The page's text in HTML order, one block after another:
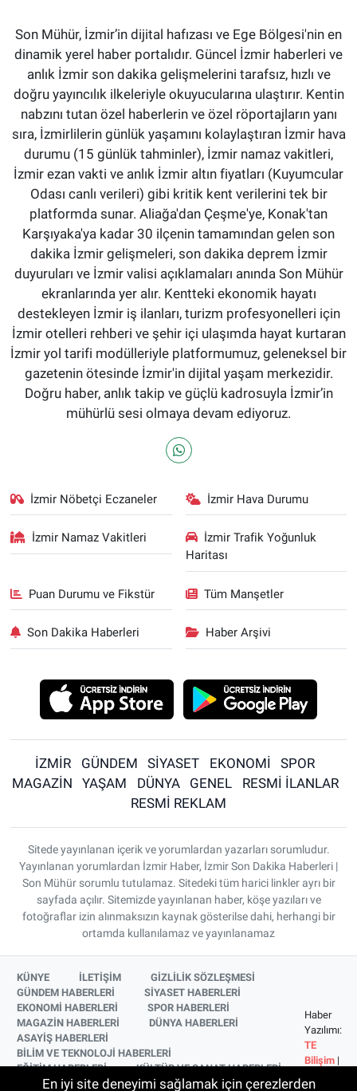
Son Mühür, İzmir’in dijital hafızası ve Ege Bölgesi'nin en
dinamik yerel haber portalıdır. Güncel İzmir haberleri ve
anlık İzmir son dakika gelişmelerini tarafsız, hızlı ve
doğru yayıncılık ilkeleriyle okuyucularına ulaştırır. Kentin
nabzını tutan özel haberlerin ve özel röportajların yanı
sıra, İzmirlilerin günlük yaşamını kolaylaştıran İzmir hava
durumu (15 günlük tahminler), İzmir namaz vakitleri,
İzmir ezan vakti ve anlık İzmir altın fiyatları (Kuyumcular
Odası canlı verileri) gibi kritik kent verilerini tek bir
platformda sunar. Aliağa'dan Çeşme'ye, Konak'tan
Karşıyaka'ya kadar 30 ilçenin tamamından gelen son
dakika İzmir gelişmeleri, son dakika deprem İzmir
duyuruları ve İzmir valisi açıklamaları anında Son Mühür
ekranlarında yer alır. Kentteki ekonomik hayatı
destekleyen İzmir iş ilanları, turizm profesyonelleri için
İzmir otelleri rehberi ve şehir içi ulaşımda hayat kurtaran
İzmir yol tarifi modülleriyle platformumuz, geleneksel bir
gazetenin ötesinde İzmir'in dijital yaşam merkezidir.
Doğru haber, anlık takip ve güçlü kadrosuyla İzmir’in
mühürlü sesi olmaya devam ediyoruz.
İzmir Nöbetçi Eczaneler İzmir Hava Durumu
İzmir Namaz Vakitleri
İzmir Trafik Yoğunluk
Haritası
Puan Durumu ve Fikstür Tüm Manşetler
Son Dakika Haberleri Haber Arşivi
İZMİR GÜNDEM SİYASET EKONOMİ
SPOR
MAGAZİN
YAŞAM DÜNYA GENEL
RESMİ İLANLAR
RESMİ REKLAM
Sitede yayınlanan içerik ve yorumlardan yazarları sorumludur.
Yayınlanan yorumlardan İzmir Haber, İzmir Son Dakika Haberleri |
Son Mühür sorumlu tutulamaz. Sitedeki tüm harici linkler ayrı bir
sayfada açılır. Sitemizde yayınlanan haber, köşe yazıları ve
fotoğraflar izin alınmaksızın kaynak gösterilse dahi, herhangi bir
ortamda kullanılamaz ve yayınlanamaz
KÜNYE İLETİŞİM
GİZLİLİK SÖZLEŞMESİ
GÜNDEM HABERLERİ
SİYASET HABERLERİ
EKONOMİ HABERLERİ
SPOR HABERLERİ
MAGAZİN HABERLERİ
DÜNYA HABERLERİ
ASAYİŞ HABERLERİ
BİLİM VE TEKNOLOJİ HABERLERİ
EĞİTİM HABERLERİ
KÜLTÜR VE SANAT HABERLERİ
SAĞLIK HABERLERİ
YAŞAM HABERLERİ
Haber
Yazılımı:
TE
Bilişim |
En iyi site deneyimi sağlamak için çerezlerden